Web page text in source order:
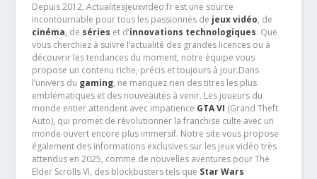
Depuis 2012, Actualitesjeuxvideo.fr est une source
incontournable pour tous les passionnés de jeux vidéo, de
cinéma,de séries et d’innovations technologiques. Que
vous cherchiez à suivre l’actualité des grandes licences ou à
découvrir les tendances du moment, notre équipe vous
propose un contenu riche, précis et toujours à jour.Dans
l’univers du gaming, ne manquez rien des titres les plus
emblématiques et des nouveautés à venir. Les joueurs du
monde entier attendent avec impatience GTA VI (Grand Theft
Auto), qui promet de révolutionner la franchise culte avec un
monde ouvert encore plus immersif. Notre site vous propose
également des informations exclusives sur les jeux vidéo très
attendus en 2025, comme de nouvelles aventures pour The
Elder Scrolls VI, des blockbusters tels que Star Wars